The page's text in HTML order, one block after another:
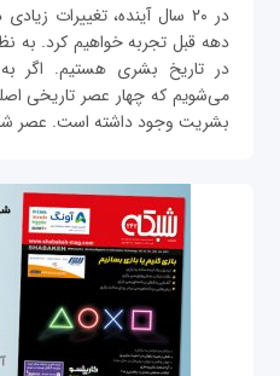
در ۲۰ سال آینده، تغییرات
دهه قبل تجربه خواهیم کرد. به
در تاریخ بشری هستیم. اگر
می‌شویم که چهار عصر تاریخی
بشریت وجود داشته است. عصر